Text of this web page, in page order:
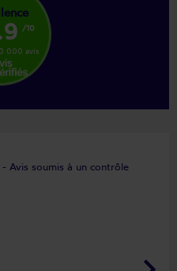
/10
000 avis
Avis soumis à un contrôle